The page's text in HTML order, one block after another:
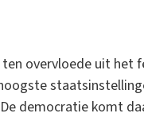
overvloede uit het
democratie komt